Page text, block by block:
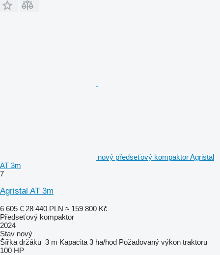
nový předseťový kompaktor Agristal
AT 3m
7
Agristal AT 3m
6 605 € 28 440 PLN ≈ 159 800 Kč
Předseťový kompaktor
2024
Stav nový
Šířka držáku 3 m Kapacita 3 ha/hod Požadovaný výkon traktoru
100 HP